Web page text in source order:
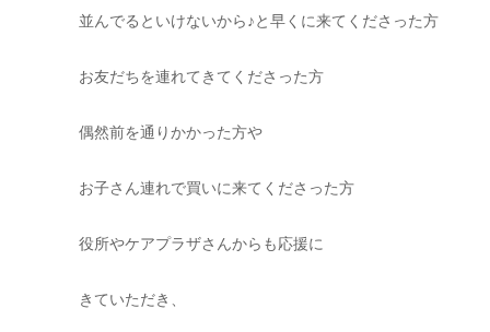
並んでるといけないから♪と早くに来てくださった方
お友だちを連れてきてくださった方
偶然前を通りかかった方や
お子さん連れで買いに来てくださった方
役所やケアプラザさんからも応援に
きていただき、